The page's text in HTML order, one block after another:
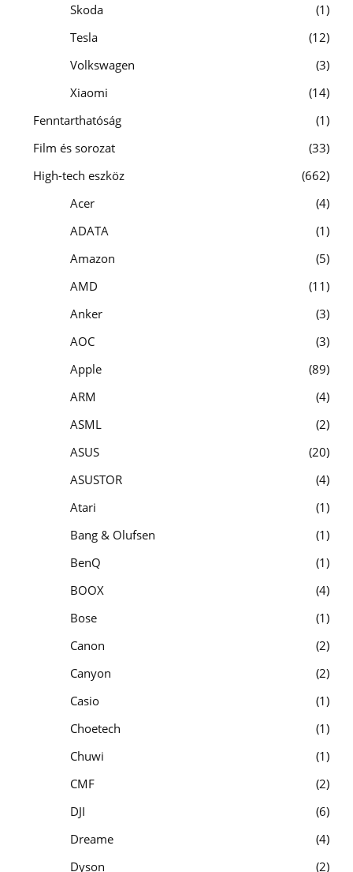
Skoda
1
Tesla
12
Volkswagen
3
Xiaomi
14
Fenntarthatóság
1
Film és sorozat
33
High-tech eszköz
662
Acer
4
ADATA
1
Amazon
5
AMD
11
Anker
3
AOC
3
Apple
89
ARM
4
ASML
2
ASUS
20
ASUSTOR
4
Atari
1
Bang & Olufsen
1
BenQ
1
BOOX
4
Bose
1
Canon
2
Canyon
2
Casio
1
Choetech
1
Chuwi
1
CMF
2
DJI
6
Dreame
4
Dyson
2